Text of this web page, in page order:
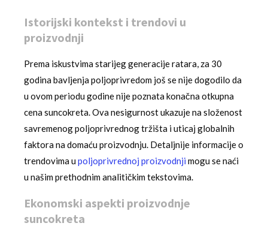
Istorijski kontekst i trendovi u
proizvodnji
Prema iskustvima starijeg generacije ratara, za 30
godina bavljenja poljoprivredom još se nije dogodilo da
u ovom periodu godine nije poznata konačna otkupna
cena suncokreta. Ova nesigurnost ukazuje na složenost
savremenog poljoprivrednog tržišta i uticaj globalnih
faktora na domaću proizvodnju. Detaljnije informacije o
trendovima upoljoprivrednoj proizvodnji mogu se naći
u našim prethodnim analitičkim tekstovima.
Ekonomski aspekti proizvodnje
suncokreta